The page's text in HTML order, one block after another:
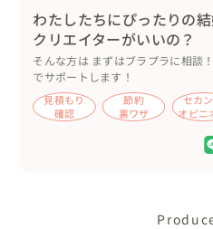
わたしたちにぴったりの
クリエイターがいいの？
そんな方は まずはブラプラに相談
でサポートします！
見積もり
確認
節約
裏ワザ
セカ
オピニ